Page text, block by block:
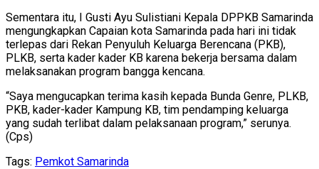
Sementara itu, I Gusti Ayu Sulistiani Kepala DPPKB Samarinda
mengungkapkan Capaian kota Samarinda pada hari ini tidak
terlepas dari Rekan Penyuluh Keluarga Berencana (PKB),
PLKB, serta kader kader KB karena bekerja bersama dalam
melaksanakan program bangga kencana.
“Saya mengucapkan terima kasih kepada Bunda Genre, PLKB,
PKB, kader-kader Kampung KB, tim pendamping keluarga
yang sudah terlibat dalam pelaksanaan program,” serunya.
(Cps)
Tags: Pemkot Samarinda